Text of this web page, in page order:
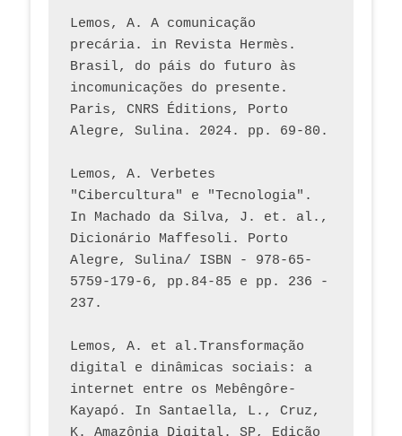
Lemos, A. A comunicação
precária. in Revista Hermès.
Brasil, do páis do futuro às
incomunicações do presente.
Paris, CNRS Éditions, Porto
Lemos, A. Verbetes
"Cibercultura" e "Tecnologia".
In Machado da Silva, J. et. al.,
Dicionário Maffesoli. Porto
Alegre, Sulina/ ISBN - 978-65-
5759-179-6, pp.84-85 e pp. 236 -
237.
Lemos, A. et al.Transformação
digital e dinâmicas sociais: a
internet entre os Mebêngôre-
Kayapó. In Santaella, L., Cruz,
K. Amazônia Digital. SP, Edição